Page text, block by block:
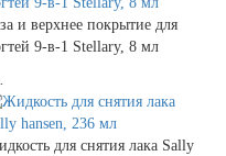
и верхнее покрытие для
9-в-1 Stellary, 8 мл
для снятия лака Sally